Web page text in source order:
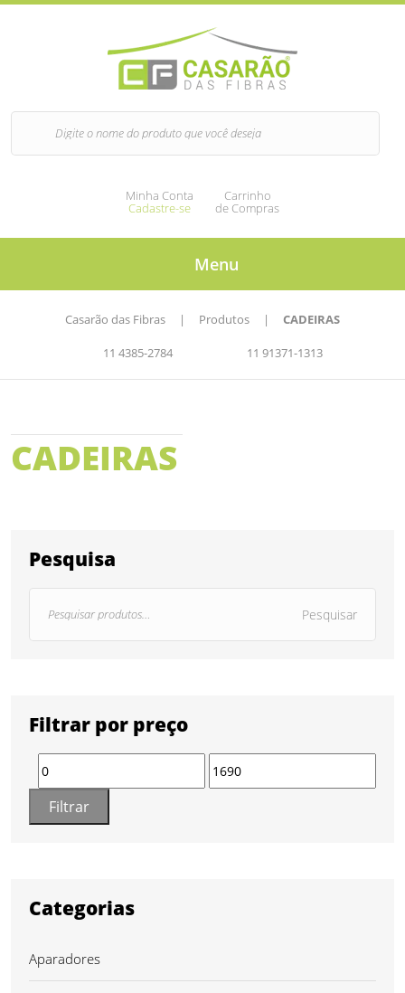
Minha Conta
Cadastre-se
Carrinho
de Compras
Menu
Casarão das Fibras | Produtos | CADEIRAS
11 4385-2784 11 91371-1313
CADEIRAS
Pesquisa
Pesquisar
Filtrar por preço
Filtrar
Categorias
Aparadores